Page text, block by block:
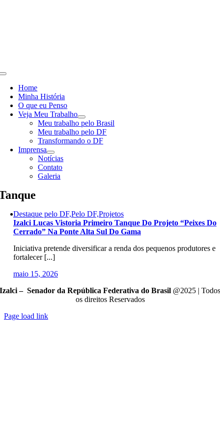
Toggle
NavigationHome
Minha História
O que eu Penso
Veja Meu Trabalho
Meu trabalho pelo Brasil
Meu trabalho pelo DF
Transformando o DF
Imprensa
Notícias
Contato
Galeria
Destaque pelo DF,Pelo DF,Projetos
Izalci Lucas Vistoria Primeiro Tanque Do Projeto “Peixes Do
Cerrado” Na Ponte Alta Sul Do Gama
Iniciativa pretende diversificar a renda dos pequenos produtores e
fortalecer [...]
maio 15, 2026
Izalci – Senador da República Federativa do Brasil @2025 | Todos
os direitos Reservados
Page load link